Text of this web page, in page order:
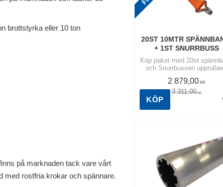
brottstyrka eller 10 ton
på marknaden tack vare vårt
med rostfria krokar och spännare.
20ST 10MTR
+ 1ST SNURRBUSS
Köp paket med 20st
och Snurrbussen
med smidig upprullning av
spännband. | Spännband
2 879,00KR
3 311,00KR
KÖP